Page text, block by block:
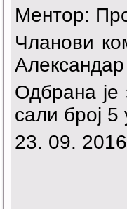
Ментор:
Чланови
Одбрана
сали број
23. 09.